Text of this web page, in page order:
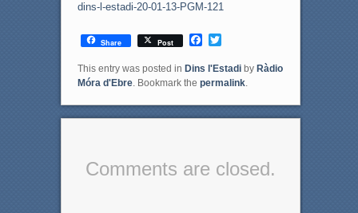
dins-l-estadi-20-01-13-PGM-121
Share Post
F
c
e
b
o
o
T
i
t
t
e
r
This entry was posted in Dins l'Estadiby Ràdio
Móra d'Ebre. Bookmark the permalink.
Comments are closed.